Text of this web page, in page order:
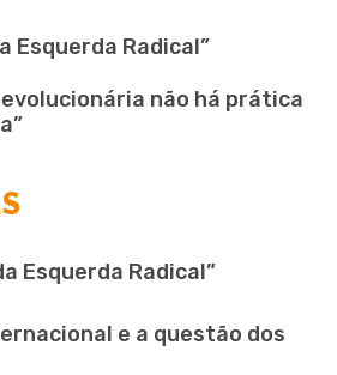
Esquerda Radical”
não há prática
Esquerda Radical”
e a questão dos